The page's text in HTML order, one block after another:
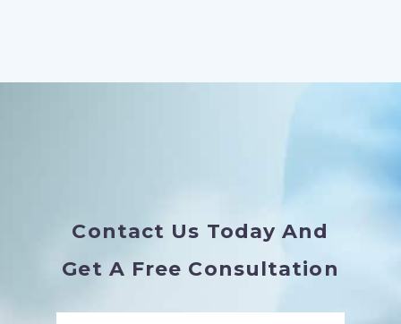
Contact Us Today And
Get A Free Consultation